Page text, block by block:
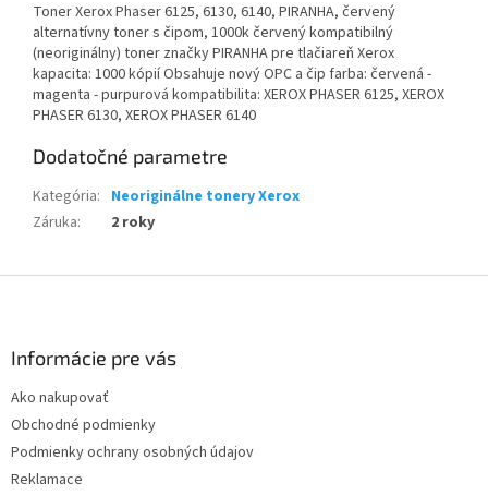
Toner Xerox Phaser 6125, 6130, 6140, PIRANHA, červený
alternatívny toner s čipom, 1000k červený kompatibilný
(neoriginálny) toner značky PIRANHA pre tlačiareň Xerox
kapacita: 1000 kópií Obsahuje nový OPC a čip farba: červená -
magenta - purpurová kompatibilita: XEROX PHASER 6125, XEROX
PHASER 6130, XEROX PHASER 6140
Dodatočné parametre
Kategória: Neoriginálne tonery Xerox
Záruka: 2 roky
Informácie pre vás
Ako nakupovať
Obchodné podmienky
Podmienky ochrany osobných údajov
Reklamace